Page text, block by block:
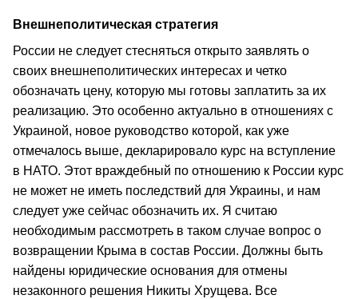
Внешнеполитическая стратегия
России не следует стесняться открыто заявлять о
своих внешнеполитических интересах и четко
обозначать цену, которую мы готовы заплатить за их
реализацию. Это особенно актуально в отношениях с
Украиной, новое руководство которой, как уже
отмечалось выше, декларировало курс на вступление
в НАТО. Этот враждебный по отношению к России курс
не может не иметь последствий для Украины, и нам
следует уже сейчас обозначить их. Я считаю
необходимым рассмотреть в таком случае вопрос о
возвращении Крыма в состав России. Должны быть
найдены юридические основания для отмены
незаконного решения Никиты Хрущева. Все